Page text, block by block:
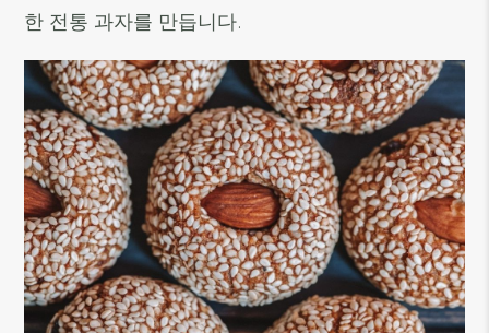
한 전통 과자를 만듭니다.